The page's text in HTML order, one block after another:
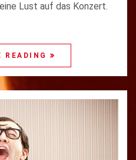
Lust auf das Konzert.
READING